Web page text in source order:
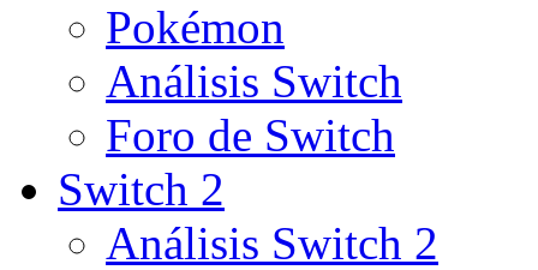
Pokémon
Análisis Switch
Foro de Switch
Switch 2
Análisis Switch 2